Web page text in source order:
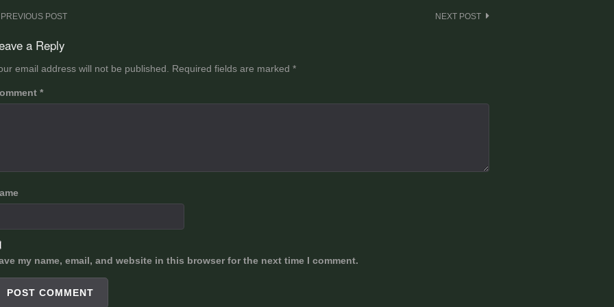
PREVIOUS POST NEXT POST
a Reply
email address will not be published. Required fields are marked *
*
my name, email, and website in this browser for the next time I comment.